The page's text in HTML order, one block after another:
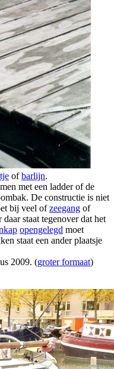
ofbarlijn.
met een ladder of de
De constructie is niet
bij veel ofzeegang of
staat tegenover dat het
opengelegd moet
staat een ander plaatsje
2009. (groter formaat)